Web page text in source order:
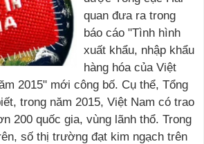
quan đưa ra trong
báo cáo "Tình hình
xuất khẩu, nhập khẩu
hàng hóa của Việt
2015" mới công bố. Cụ thể, Tổng
trong năm 2015, Việt Nam có trao
200 quốc gia, vùng lãnh thổ. Trong
số thị trường đạt kim ngạch trên